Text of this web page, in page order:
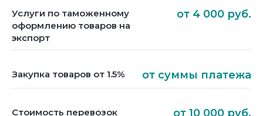
Услуги по таможенному
оформлению товаров на
экспорт
от 4 000 руб.
Закупка товаров от 1.5% от суммы платежа
Стоимость перевозок от 10 000 руб.